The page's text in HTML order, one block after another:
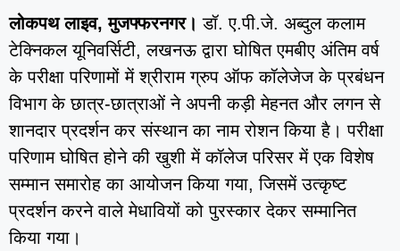
लोकपथ लाइव, मुजफ्फरनगर। डॉ. ए.पी.जे. अब्दुल कलाम
टेक्निकल यूनिवर्सिटी, लखनऊ द्वारा घोषित एमबीए अंतिम वर्ष
के परीक्षा परिणामों में श्रीराम ग्रुप ऑफ कॉलेजेज के प्रबंधन
विभाग के छात्र-छात्राओं ने अपनी कड़ी मेहनत और लगन से
शानदार प्रदर्शन कर संस्थान का नाम रोशन किया है। परीक्षा
परिणाम घोषित होने की खुशी में कॉलेज परिसर में एक विशेष
सम्मान समारोह का आयोजन किया गया, जिसमें उत्कृष्ट
प्रदर्शन करने वाले मेधावियों को पुरस्कार देकर सम्मानित
किया गया।